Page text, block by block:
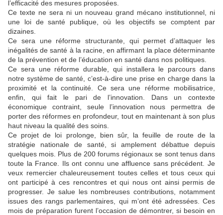
l’efficacité des mesures proposées.
Ce texte ne sera ni un nouveau grand mécano institutionnel, ni
une loi de santé publique, où les objectifs se comptent par
dizaines.
Ce sera une réforme structurante, qui permet d’attaquer les
inégalités de santé à la racine, en affirmant la place déterminante
de la prévention et de l’éducation en santé dans nos politiques.
Ce sera une réforme durable, qui installera le parcours dans
notre système de santé, c’est-à-dire une prise en charge dans la
proximité et la continuité. Ce sera une réforme mobilisatrice,
enfin, qui fait le pari de l’innovation. Dans un contexte
économique contraint, seule l’innovation nous permettra de
porter des réformes en profondeur, tout en maintenant à son plus
haut niveau la qualité des soins.
Ce projet de loi prolonge, bien sûr, la feuille de route de la
stratégie nationale de santé, si amplement débattue depuis
quelques mois. Plus de 200 forums régionaux se sont tenus dans
toute la France. Ils ont connu une affluence sans précédent. Je
veux remercier chaleureusement toutes celles et tous ceux qui
ont participé à ces rencontres et qui nous ont ainsi permis de
progresser. Je salue les nombreuses contributions, notamment
issues des rangs parlementaires, qui m’ont été adressées. Ces
mois de préparation furent l’occasion de démontrer, si besoin en